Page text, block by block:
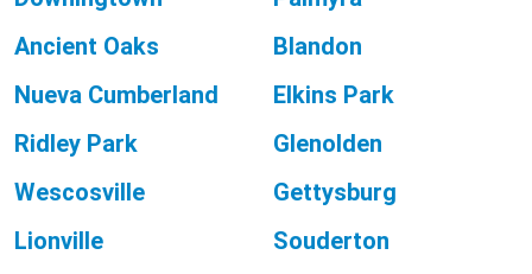
Ancient Oaks
Blandon
Nueva Cumberland
Elkins Park
Ridley Park
Glenolden
Wescosville
Gettysburg
Lionville
Souderton